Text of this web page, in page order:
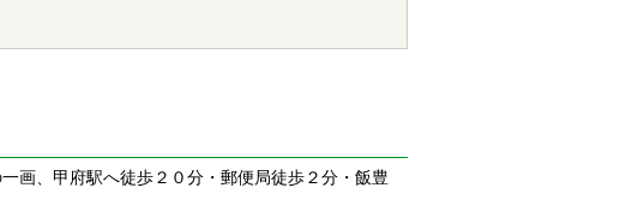
画、甲府駅へ徒歩２０分・郵便局徒歩２分・飯豊